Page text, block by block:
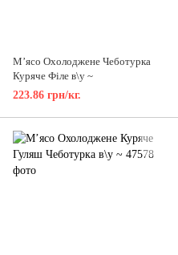
М’ясо Охолоджене Чеботурка
Куряче Філе в\у ~
223.86 грн/кг.